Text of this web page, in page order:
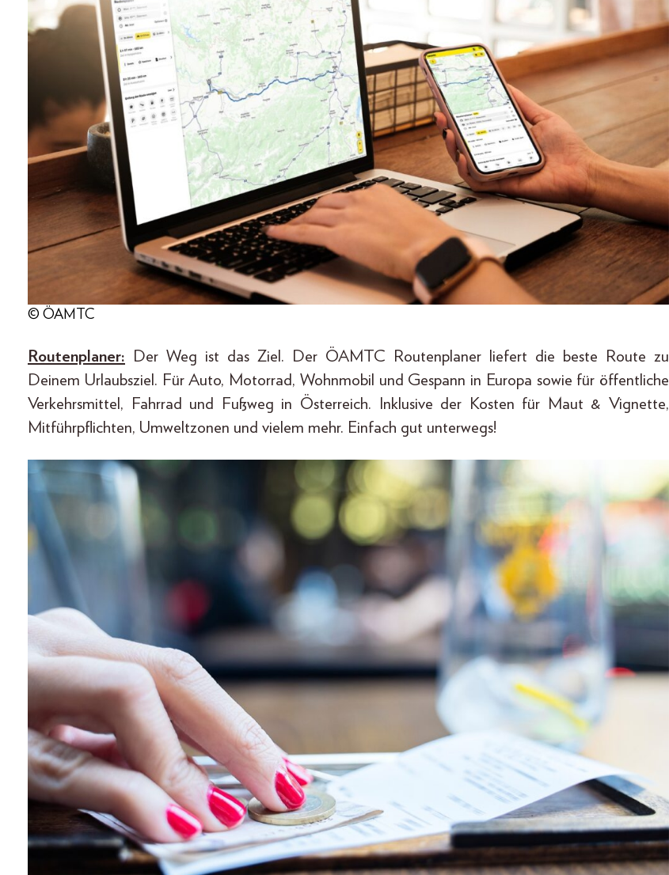
© ÖAMTC
Routenplaner: Der Weg ist das Ziel. Der ÖAMTC Routenplaner liefert die beste Route zu
Deinem Urlaubsziel. Für Auto, Motorrad, Wohnmobil und Gespann in Europa sowie für öffentliche
Verkehrsmittel, Fahrrad und Fußweg in Österreich. Inklusive der Kosten für Maut & Vignette,
Mitführpflichten, Umweltzonen und vielem mehr. Einfach gut unterwegs!